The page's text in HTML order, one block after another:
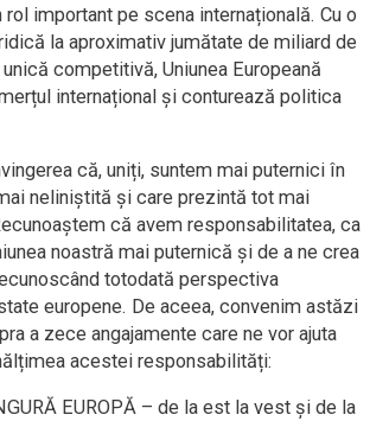
rol important pe scena internațională. Cu o
la aproximativ jumătate de miliard de
competitivă, Uniunea Europeană
internațional și conturează politica
că, uniți, suntem mai puternici în
neliniștită și care prezintă tot mai
că avem responsabilitatea, ca
noastră mai puternică și de a ne crea
totodată perspectiva
europene. De aceea, convenim astăzi
a zece angajamente care ne vor ajuta
acestei responsabilități:
EUROPĂ – de la est la vest și de la